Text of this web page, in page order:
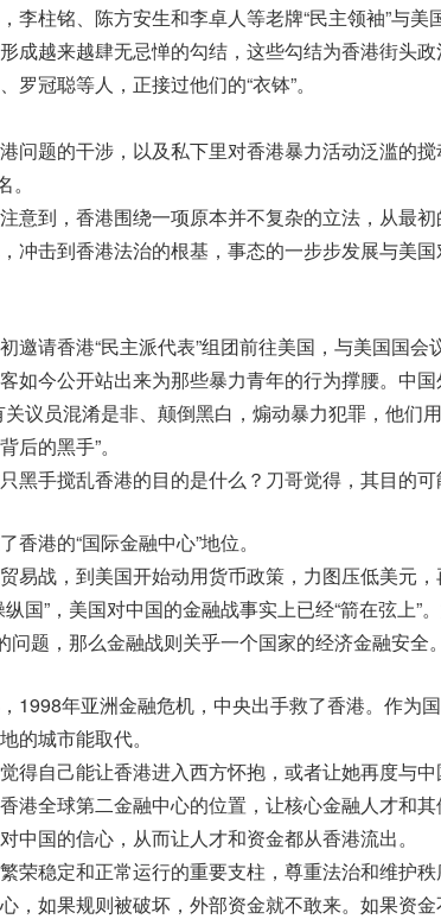
李柱铭、陈方安生和李卓人等老牌“民主领袖”与
成越来越肆无忌惮的勾结，这些勾结为香港街头
罗冠聪等人，正接过他们的“衣钵”。
问题的干涉，以及私下里对香港暴力活动泛滥的
意到，香港围绕一项原本并不复杂的立法，从最初
冲击到香港法治的根基，事态的一步步发展与美
邀请香港“民主派代表”组团前往美国，与美国国
如今公开站出来为那些暴力青年的行为撑腰。中
关议员混淆是非、颠倒黑白，煽动暴力犯罪，他们
后的黑手”。
黑手搅乱香港的目的是什么？刀哥觉得，其目的可
香港的“国际金融中心”地位。
易战，到美国开始动用货币政策，力图压低美元
纵国”，美国对中国的金融战事实上已经“箭在弦上”
问题，那么金融战则关乎一个国家的经济金融安全。
1998年亚洲金融危机，中央出手救了香港。作为
的城市能取代。
得自己能让香港进入西方怀抱，或者让她再度与
港全球第二金融中心的位置，让核心金融人才和
中国的信心，从而让人才和资金都从香港流出。
荣稳定和正常运行的重要支柱，尊重法治和维护
，如果规则被破坏，外部资金就不敢来。如果资